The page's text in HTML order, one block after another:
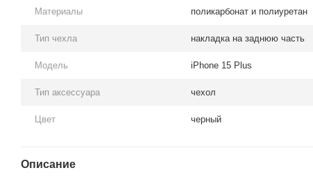
Материалы поликарбонат и полиуретан
Тип чехла накладка на заднюю часть
Модель iPhone 15 Plus
Тип аксессуара чехол
Цвет черный
Описание